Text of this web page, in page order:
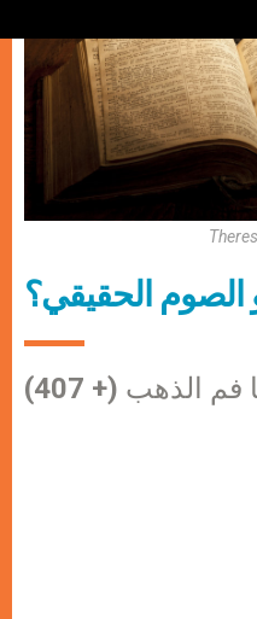
الصوم الحقيقي؟
الذهب (+ 407)